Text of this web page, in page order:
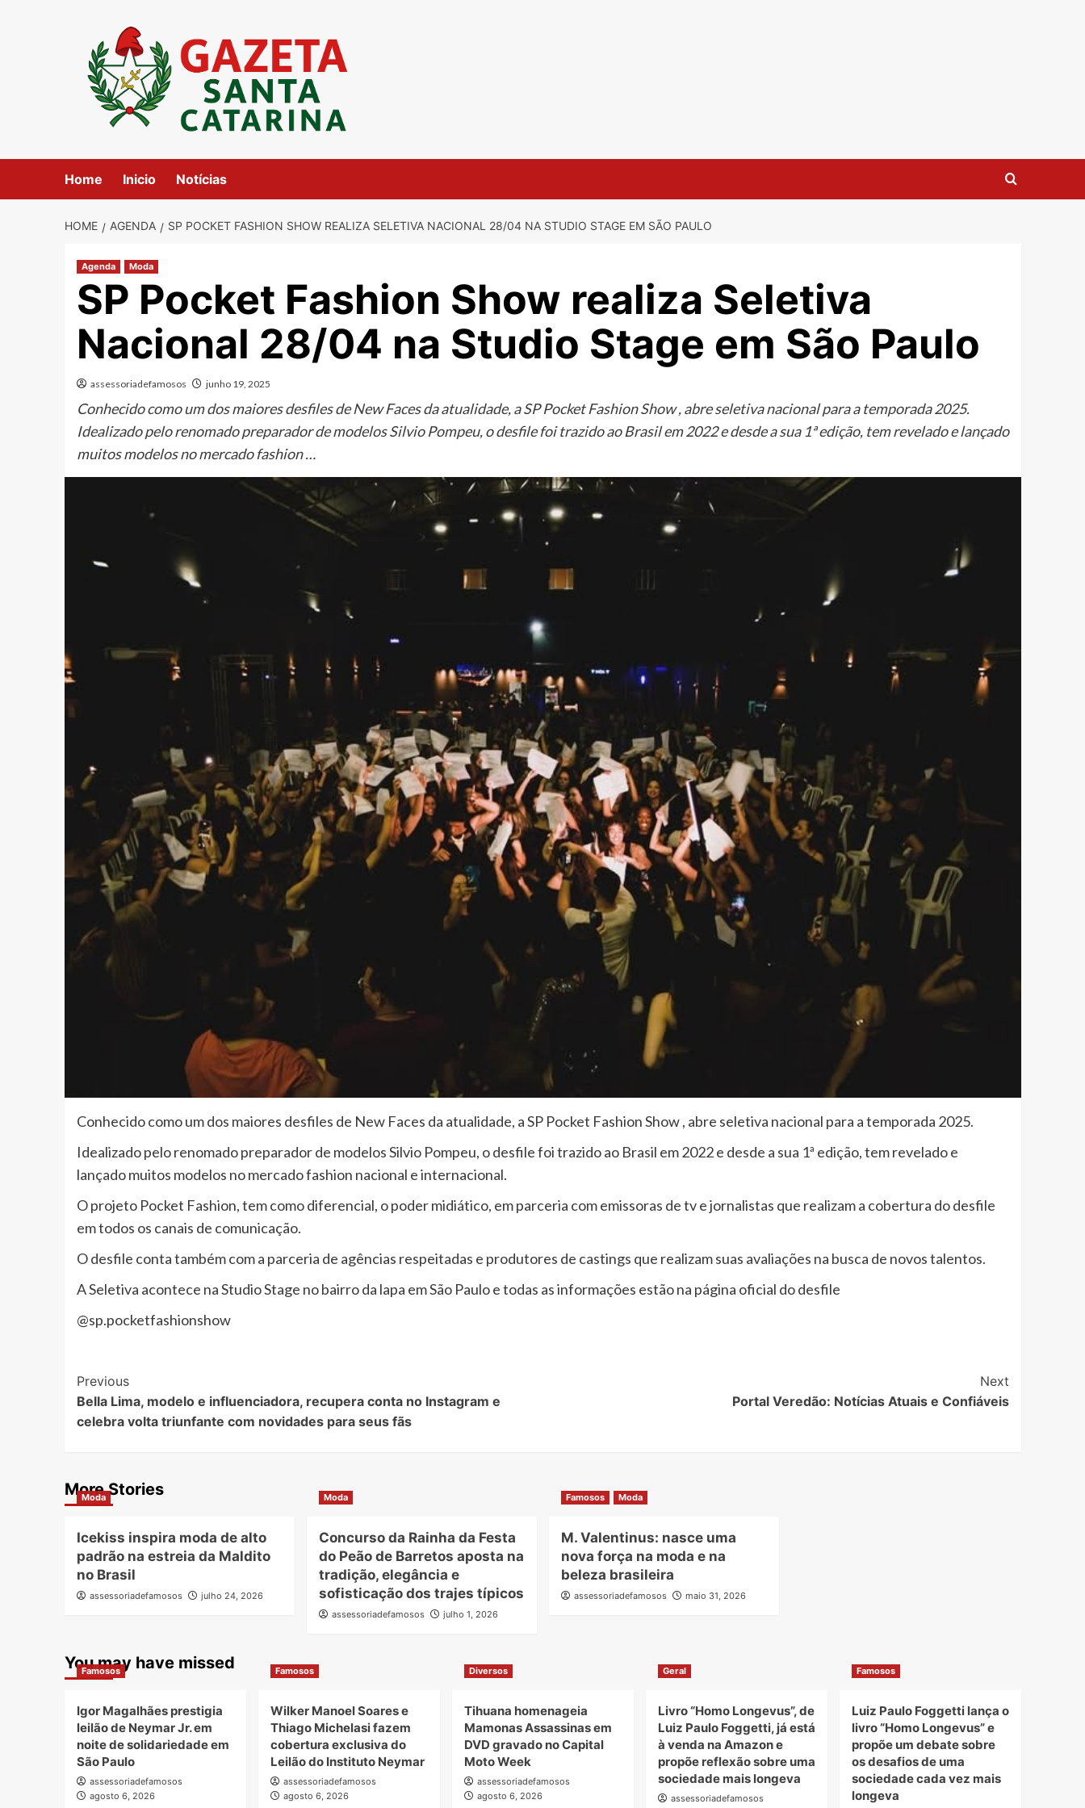
Home Inicio Notícias
HOME AGENDA SP POCKET FASHION SHOW REALIZA SELETIVA NACIONAL 28/04 NA STUDIO STAGE EM SÃO PAULO
Agenda Moda
SP Pocket Fashion Show realiza Seletiva
Nacional 28/04 na Studio Stage em São Paulo
assessoriadefamosos junho 19, 2025
Conhecido como um dos maiores desfiles de New Faces da atualidade, a SP Pocket Fashion Show , abre seletiva nacional para a temporada 2025.
Idealizado pelo renomado preparador de modelos Silvio Pompeu, o desfile foi trazido ao Brasil em 2022 e desde a sua 1ª edição, tem revelado e lançado
muitos modelos no mercado fashion …
Conhecido como um dos maiores desfiles de New Faces da atualidade, a SP Pocket Fashion Show , abre seletiva nacional para a temporada 2025.
Idealizado pelo renomado preparador de modelos Silvio Pompeu, o desfile foi trazido ao Brasil em 2022 e desde a sua 1ª edição, tem revelado e
lançado muitos modelos no mercado fashion nacional e internacional.
O projeto Pocket Fashion, tem como diferencial, o poder midiático, em parceria com emissoras de tv e jornalistas que realizam a cobertura do desfile
em todos os canais de comunicação.
O desfile conta também com a parceria de agências respeitadas e produtores de castings que realizam suas avaliações na busca de novos talentos.
A Seletiva acontece na Studio Stage no bairro da lapa em São Paulo e todas as informações estão na página oficial do desfile
@sp.pocketfashionshow
Post
Navigation
Previous
Bella Lima, modelo e influenciadora, recupera conta no Instagram e
celebra volta triunfante com novidades para seus fãs
Next
Portal Veredão: Notícias Atuais e Confiáveis
More Stories
Moda
Icekiss inspira moda de alto
padrão na estreia da Maldito
no Brasil
assessoriadefamosos julho 24, 2026
Moda
Concurso da Rainha da Festa
do Peão de Barretos aposta na
tradição, elegância e
sofisticação dos trajes típicos
assessoriadefamosos julho 1, 2026
Famosos Moda
M. Valentinus: nasce uma
nova força na moda e na
beleza brasileira
assessoriadefamosos maio 31, 2026
You may have missed
Famosos
Igor Magalhães prestigia
leilão de Neymar Jr. em
noite de solidariedade em
São Paulo
assessoriadefamosos
agosto 6, 2026
Famosos
Wilker Manoel Soares e
Thiago Michelasi fazem
cobertura exclusiva do
Leilão do Instituto Neymar
assessoriadefamosos
agosto 6, 2026
Diversos
Tihuana homenageia
Mamonas Assassinas em
DVD gravado no Capital
Moto Week
assessoriadefamosos
agosto 6, 2026
Geral
Livro “Homo Longevus”, de
Luiz Paulo Foggetti, já está
à venda na Amazon e
propõe reflexão sobre uma
sociedade mais longeva
assessoriadefamosos
Famosos
Luiz Paulo Foggetti lança o
livro “Homo Longevus” e
propõe um debate sobre
os desafios de uma
sociedade cada vez mais
longeva